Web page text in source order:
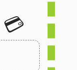
💳